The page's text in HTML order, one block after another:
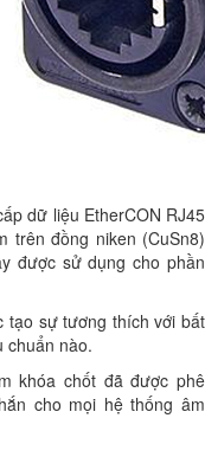
dữ liệu EtherCON RJ45
trên đồng niken (CuSn8)
được sử dụng cho phần
tạo sự tương thích với bất
chuẩn nào.
khóa chốt đã được phê
cho mọi hệ thống âm